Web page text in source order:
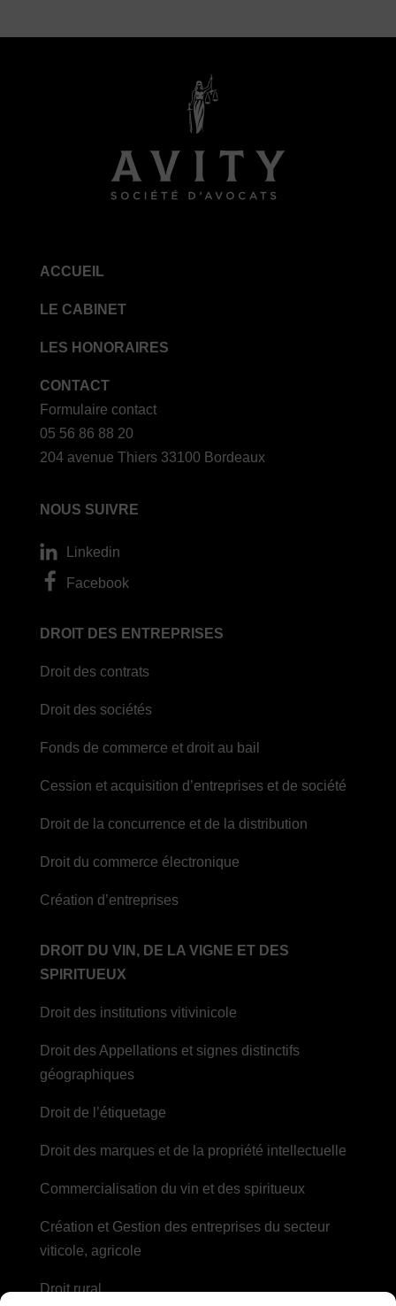
ACCUEIL
LE CABINET
LES HONORAIRES
CONTACT
Formulaire contact
05 56 86 88 20
204 avenue Thiers 33100 Bordeaux
NOUS SUIVRE
Linkedin
Facebook
DROIT DES ENTREPRISES
Droit des contrats
Droit des sociétés
Fonds de commerce et droit au bail
Cession et acquisition d’entreprises et de société
Droit de la concurrence et de la distribution
Droit du commerce électronique
Création d’entreprises
DROIT DU VIN, DE LA VIGNE ET DES
SPIRITUEUX
Droit des institutions vitivinicole
Droit des Appellations et signes distinctifs
géographiques
Droit de l’étiquetage
Droit des marques et de la propriété intellectuelle
Commercialisation du vin et des spiritueux
Création et Gestion des entreprises du secteur
viticole, agricole
Droit rural